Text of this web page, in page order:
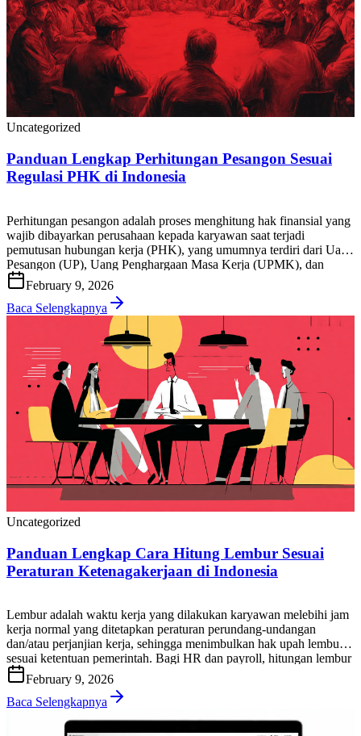
Uncategorized
Panduan Lengkap Perhitungan Pesangon Sesuai
Regulasi PHK di Indonesia
Perhitungan pesangon adalah proses menghitung hak finansial yang
wajib dibayarkan perusahaan kepada karyawan saat terjadi
pemutusan hubungan kerja (PHK), yang umumnya terdiri dari Uang
Pesangon (UP), Uang Penghargaan Masa Kerja (UPMK), dan
Uang Penggantian Hak (UPH), sesuai ketentuan peraturan
ketenagakerjaan yang berlaku di Indonesia. Bagi HR, tim payroll,
pemilik bisnis, maupun karyawan, akurasi hitung pesangon […]
February 9, 2026
Baca Selengkapnya
Uncategorized
Panduan Lengkap Cara Hitung Lembur Sesuai
Peraturan Ketenagakerjaan di Indonesia
Lembur adalah waktu kerja yang dilakukan karyawan melebihi jam
kerja normal yang ditetapkan peraturan perundang-undangan
dan/atau perjanjian kerja, sehingga menimbulkan hak upah lembur
sesuai ketentuan pemerintah. Bagi HR dan payroll, hitungan lembur
yang tepat penting untuk menjaga kepatuhan, mencegah sengketa,
dan memastikan biaya tenaga kerja terkendali. Di artikel ini, Anda
akan mendapatkan panduan praktis cara […]
February 9, 2026
Baca Selengkapnya